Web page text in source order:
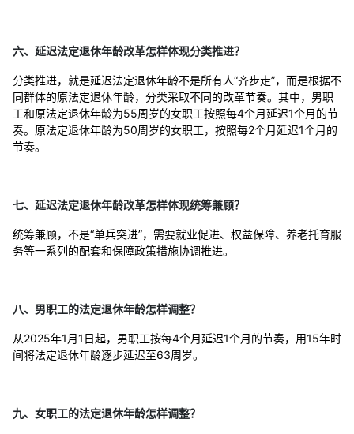
六、延迟法定退休年龄改革怎样体现分类推进？
分类推进，就是延迟法定退休年龄不是所有人“齐步走”，而是根据不
同群体的原法定退休年龄，分类采取不同的改革节奏。其中，男职
工和原法定退休年龄为55周岁的女职工按照每4个月延迟1个月的节
奏。原法定退休年龄为50周岁的女职工，按照每2个月延迟1个月的
节奏。
七、延迟法定退休年龄改革怎样体现统筹兼顾？
统筹兼顾，不是“单兵突进”，需要就业促进、权益保障、养老托育服
务等一系列的配套和保障政策措施协调推进。
八、男职工的法定退休年龄怎样调整？
从2025年1月1日起，男职工按每4个月延迟1个月的节奏，用15年时
间将法定退休年龄逐步延迟至63周岁。
九、女职工的法定退休年龄怎样调整？